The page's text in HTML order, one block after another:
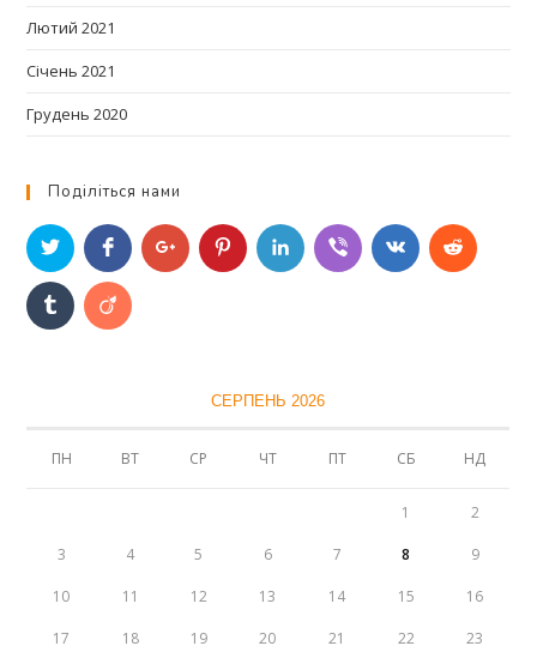
Лютий 2021
Січень 2021
Грудень 2020
Поділіться нами
СЕРПЕНЬ 2026
ПН ВТ СР ЧТ ПТ СБ НД
1 2
3 4 5 6 7 8 9
10 11 12 13 14 15 16
17 18 19 20 21 22 23